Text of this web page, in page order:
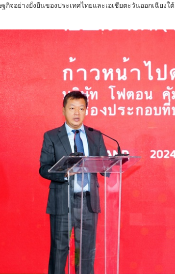
จอย่างยั่งยืนของประเทศไทยและเอเชียตะวันออกเฉียงใ